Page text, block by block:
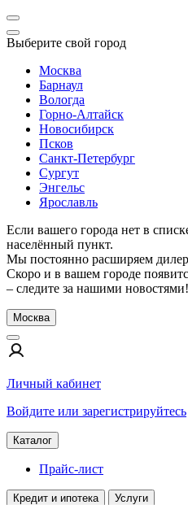
Выберите свой город
Москва
Барнаул
Вологда
Горно-Алтайск
Новосибирск
Псков
Санкт-Петербург
Сургут
Энгельс
Ярославль
Если вашего города нет в
населённый пункт.
Мы постоянно расширяем
Скоро и в вашем городе
– следите за нашими новостями!
Москва
Личный кабинет
Войдите или зарегистрируйтесь
Каталог
Прайс-лист
Кредит и ипотека Услуги